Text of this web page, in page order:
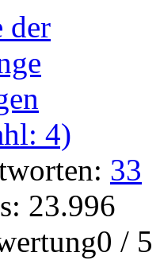
33
23.996
/ 5